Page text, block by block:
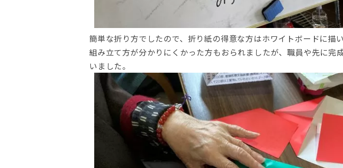
簡単な折り方でしたので、折り紙の得意な方はホワイトボードに描
組み立て方が分かりにくかった方もおられましたが、職員や先に
いました。